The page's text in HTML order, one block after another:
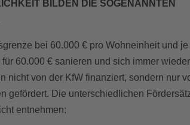
BILDEN DIE SOGENANNTEN
bei 60.000 € pro Wohneinheit und
60.000 € sanieren und sich immer
nicht von der KfW finanziert, sondern nur
gefördert. Die unterschiedlichen
entnehmen: